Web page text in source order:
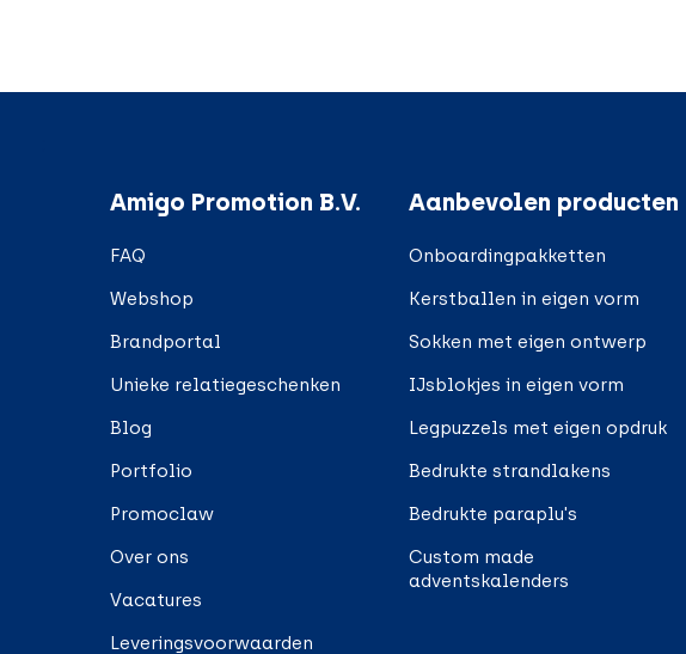
Amigo Promotion B.V.
FAQ
Webshop
Brandportal
Unieke relatiegeschenken
Blog
Portfolio
Promoclaw
Over ons
Vacatures
Leveringsvoorwaarden
Aanbevolen producten
Onboardingpakketten
Kerstballen in eigen vorm
Sokken met eigen ontwerp
IJsblokjes in eigen vorm
Legpuzzels met eigen opdruk
Bedrukte strandlakens
Bedrukte paraplu's
Custom made
adventskalenders